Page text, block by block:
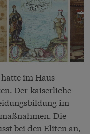
im Haus
Der kaiserliche
im
Die
bei den Eliten an,